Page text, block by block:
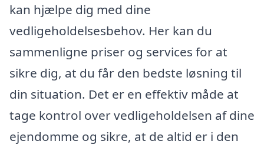
kan hjælpe dig med dine
vedligeholdelsesbehov. Her kan du
sammenligne priser og services for at
sikre dig, at du får den bedste løsning til
din situation. Det er en effektiv måde at
tage kontrol over vedligeholdelsen af dine
ejendomme og sikre, at de altid er i den